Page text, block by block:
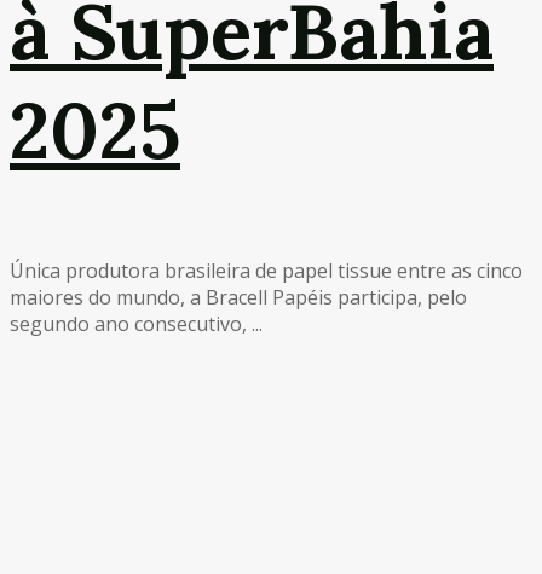
à SuperBahia
2025
Única produtora brasileira de papel tissue entre as cinco
maiores do mundo, a Bracell Papéis participa, pelo
segundo ano consecutivo, ...